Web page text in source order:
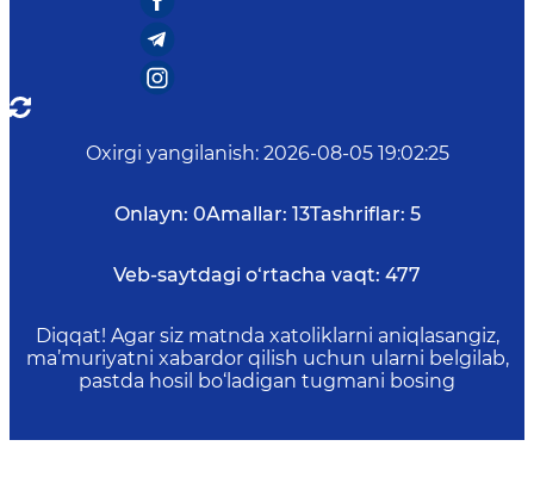
Oxirgi yangilanish: 2026-08-05 19:02:25
Onlayn: 0Amallar: 13Tashriflar: 5
Veb-saytdagi o‘rtacha vaqt: 477
Diqqat! Agar siz matnda xatoliklarni aniqlasangiz,
ma’muriyatni xabardor qilish uchun ularni belgilab,
pastda hosil bo‘ladigan tugmani bosing